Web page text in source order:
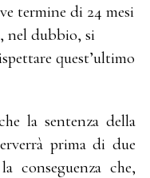
termine di 24 mesi
nel dubbio, si
quest’ultimo
la sentenza della
prima di due
conseguenza che,